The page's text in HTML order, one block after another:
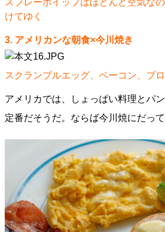
スプレーホイップはほとんど空気な
けてゆく
3. アメリカンな朝食×今川焼き
スクランブルエッグ、ベーコン、ブ
アメリカでは、しょっぱい料理とパ
定番だそうだ。ならば今川焼にだっ